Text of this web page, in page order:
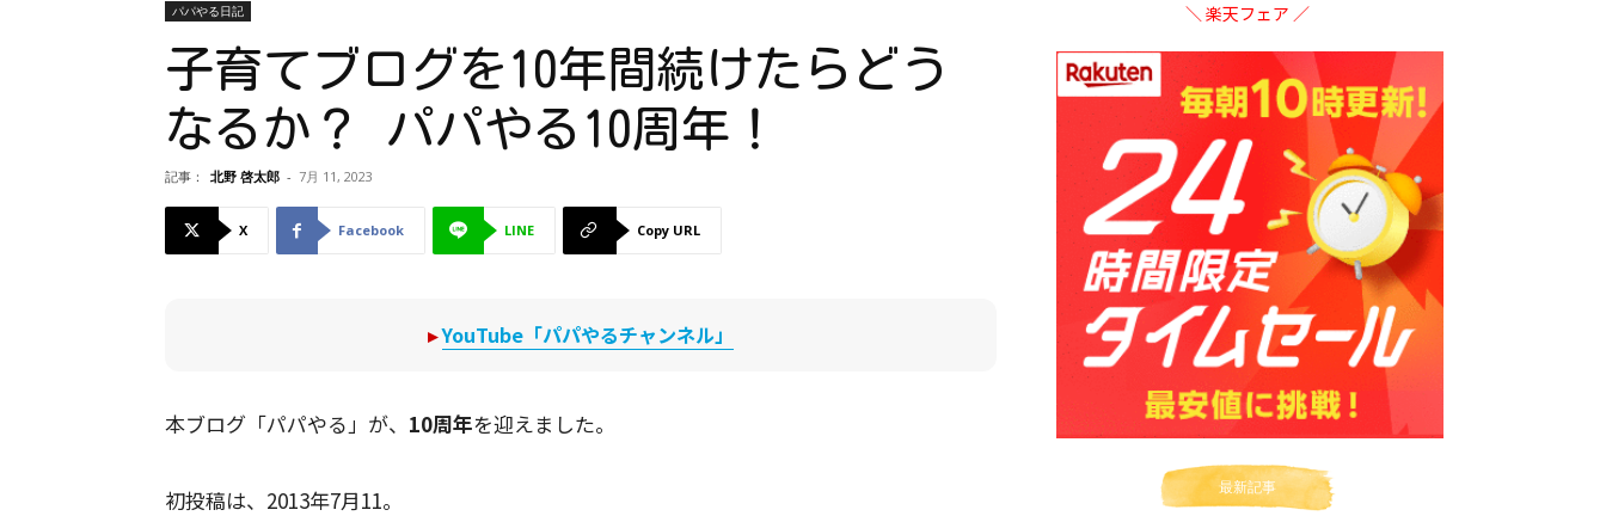
パパやる日記
子育てブログを10年間続けたらどう
なるか？ パパやる10周年！
記事： 北野 啓太郎 - 7月 11, 2023
X Facebook LINE Copy URL
▸YouTube「パパやるチャンネル」
本ブログ「パパやる」が、 10周年を迎えました。
初投稿は、2013年7月11。
＼ 楽天フェア ／
最新記事